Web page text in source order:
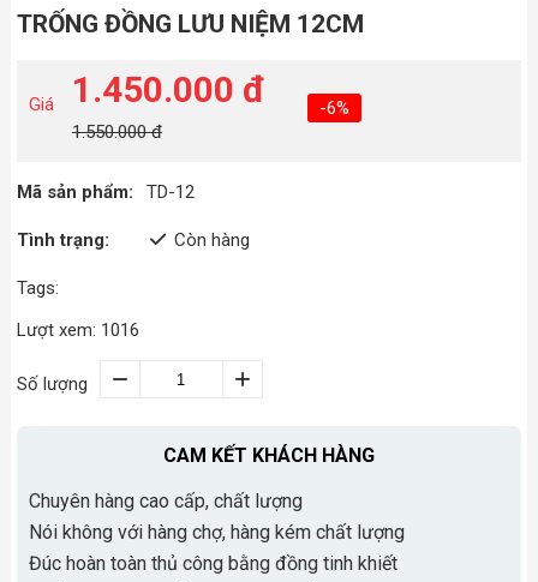
TRỐNG ĐỒNG LƯU NIỆM 12CM
Giá 1.450.000 đ
1.550.000 đ
-6%
Mã sản phẩm: TD-12
Tình trạng: Còn hàng
Tags:
Lượt xem: 1016
Số lượng
CAM KẾT KHÁCH HÀNG
Chuyên hàng cao cấp, chất lượng
Nói không với hàng chợ, hàng kém chất lượng
Đúc hoàn toàn thủ công bằng đồng tinh khiết